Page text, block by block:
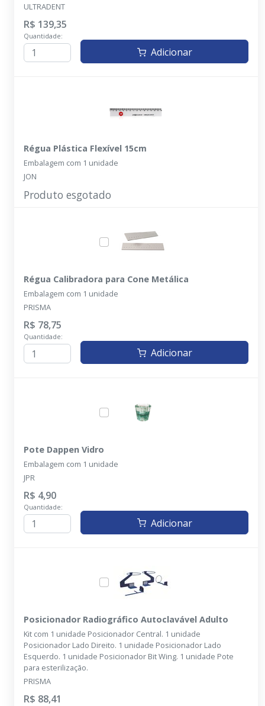
ULTRADENT
R$ 139,35
Quantidade:
Adicionar
Régua Plástica Flexível 15cm
Embalagem com 1 unidade
JON
Produto esgotado
Régua Calibradora para Cone Metálica
Embalagem com 1 unidade
PRISMA
R$ 78,75
Quantidade:
Adicionar
Pote Dappen Vidro
Embalagem com 1 unidade
JPR
R$ 4,90
Quantidade:
Adicionar
Posicionador Radiográfico Autoclavável Adulto
Kit com 1 unidade Posicionador Central. 1 unidade
Posicionador Lado Direito. 1 unidade Posicionador Lado
Esquerdo. 1 unidade Posicionador Bit Wing. 1 unidade Pote
para esterilização.
PRISMA
R$ 88,41